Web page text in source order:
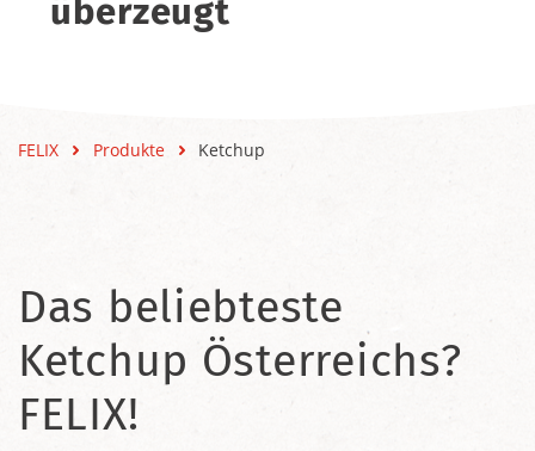
überzeugt
FELIX Produkte Ketchup
Das beliebteste
Ketchup Österreichs?
FELIX!